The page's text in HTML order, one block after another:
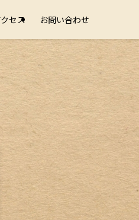
セス お問い合わせ